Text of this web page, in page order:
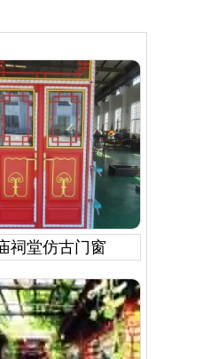
祠堂仿古门窗